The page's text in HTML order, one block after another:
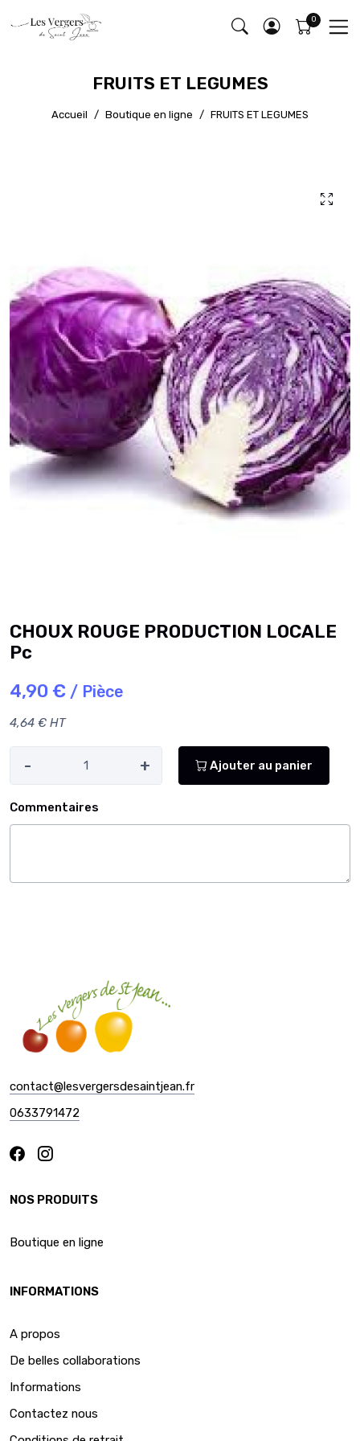
FRUITS ET LEGUMES
Accueil Boutique en ligne FRUITS ET LEGUMES
CHOUX ROUGE PRODUCTION LOCALE
Pc
4,90 € / Pièce
4,64 € HT
- + Ajouter au panier
Commentaires
contact@lesvergersdesaintjean.fr
0633791472
NOS PRODUITS
Boutique en ligne
INFORMATIONS
A propos
De belles collaborations
Informations
Contactez nous